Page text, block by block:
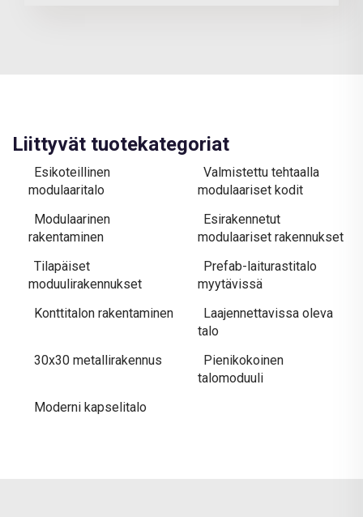
Liittyvät tuotekategoriat
Esikoteillinen
modulaaritalo
Valmistettu tehtaalla
modulaariset kodit
Modulaarinen
rakentaminen
Esirakennetut
modulaariset rakennukset
Tilapäiset
moduulirakennukset
Prefab-laiturastitalo
myytävissä
Konttitalon rakentaminen
Laajennettavissa oleva
talo
30x30 metallirakennus
Pienikokoinen
talomoduuli
Moderni kapselitalo